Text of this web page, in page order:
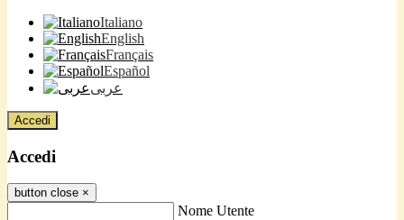
Italiano
English
Français
Español
عربى
Accedi
Accedi
button close ×
Nome Utente